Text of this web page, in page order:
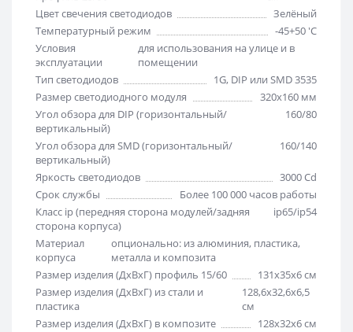
Цвет свечения светодиодов
Зелёный
Температурный режим
-45+50 'C
Условия
эксплуатации
для использования на улице и в
помещении
Тип светодиодов
1G, DIP или SMD 3535
Размер светодиодного модуля
320х160 мм
Угол обзора для DIP (горизонтальный/
вертикальный)
160/80
Угол обзора для SMD (горизонтальный/
вертикальный)
160/140
Яркость светодиодов
3000 Cd
Срок службы
Более 100 000 часов работы
Класс ip (передняя сторона модулей/задняя
сторона корпуса)
ip65/ip54
Материал
корпуса
опционально: из алюминия, пластика,
металла и композита
Размер изделия (ДхВхГ) профиль 15/60
131х35х6 см
Размер изделия (ДхВхГ) из стали и
пластика
128,6х32,6х6,5
см
Размер изделия (ДхВхГ) в композите
128х32х6 см